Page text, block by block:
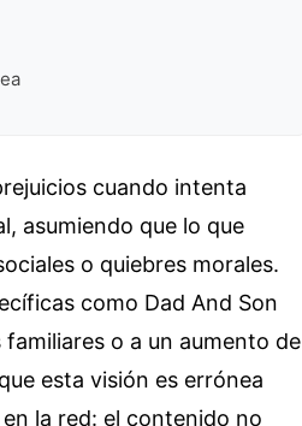
cuando intenta
asumiendo que lo que
o quiebres morales.
como Dad And Son
o a un aumento de
esta visión es errónea
la red: el contenido no